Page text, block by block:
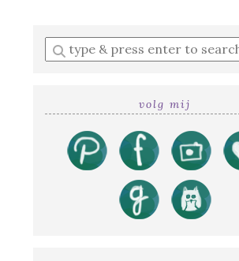
Enter
a
volg mij